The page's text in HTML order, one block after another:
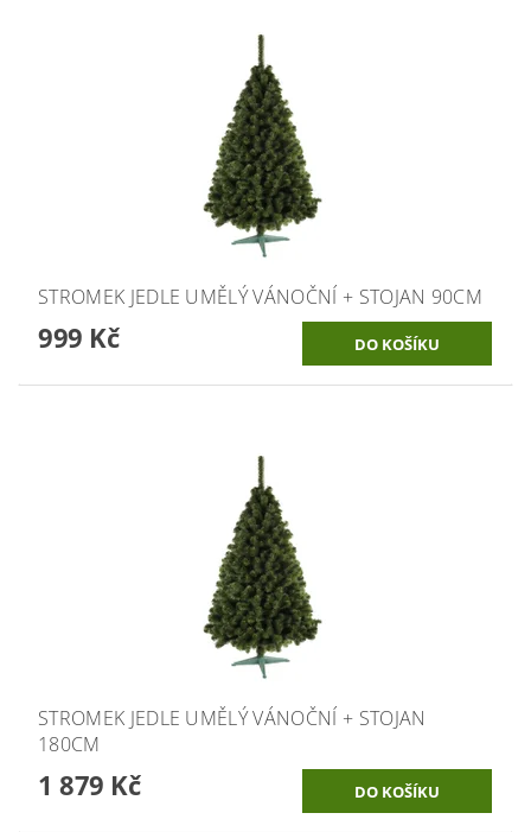
STROMEK JEDLE UMĚLÝ VÁNOČNÍ + STOJAN 90CM
999 Kč
STROMEK JEDLE UMĚLÝ VÁNOČNÍ + STOJAN
180CM
1 879 Kč